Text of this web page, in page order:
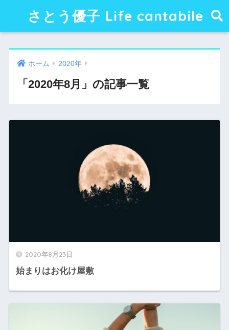
さとう優子 Life cantabile
ホーム 2020年
「2020年8月」の記事一覧
2020年8月23日
始まりはお化け屋敷